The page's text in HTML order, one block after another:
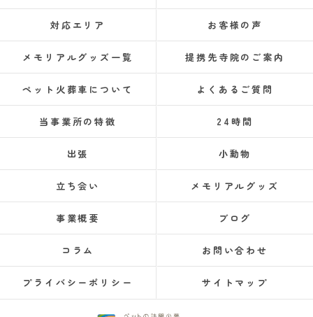
対応エリア お客様の声
メモリアルグッズ一覧 提携先寺院のご案内
ペット火葬車について よくあるご質問
当事業所の特徴 24時間
出張 小動物
立ち会い メモリアルグッズ
事業概要 ブログ
コラム お問い合わせ
プライバシーポリシー サイトマップ